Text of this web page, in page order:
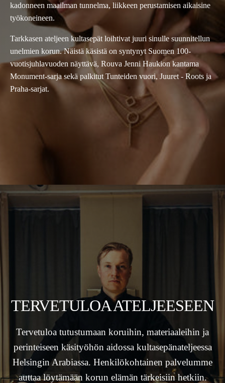
kadonneen maailman tunnelma, liikkeen perustamisen aikaisine
työkoneineen.
Tarkkasen ateljeen kultasepät loihtivat juuri sinulle suunnitellun
unelmien korun. Näistä käsistä on syntynyt Suomen 100-
vuotisjuhlavuoden näyttävä, Rouva Jenni Haukion kantama
Monument-sarja sekä palkitut Tunteiden vuori, Juuret - Roots ja
Praha-sarjat.
TERVETULOA ATELJEESEEN
Tervetuloa tutustumaan koruihin, materiaaleihin ja
perinteiseen käsityöhön aidossa kultasepänateljeessa
Helsingin Arabiassa. Henkilökohtainen palvelumme
auttaa löytämään korun elämän tärkeisiin hetkiin.